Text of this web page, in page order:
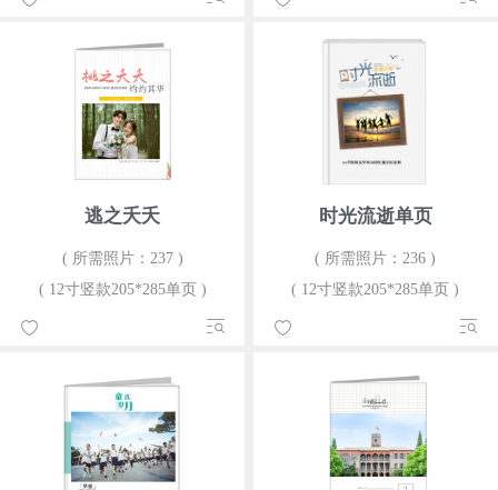
逃之夭夭
( 所需照片：237 )
( 12寸竖款205*285单页 )
时光流逝单页
( 所需照片：236 )
( 12寸竖款205*285单页 )